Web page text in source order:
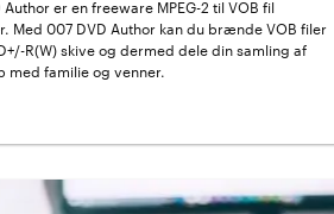
Author er en freeware MPEG-2 til VOB fil
Med 007 DVD Author kan du brænde VOB filer
R(W) skive og dermed dele din samling af
med familie og venner.